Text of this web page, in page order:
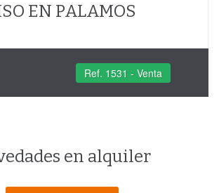
EN PALAMOS
Ref. 1531 - Venta
en alquiler